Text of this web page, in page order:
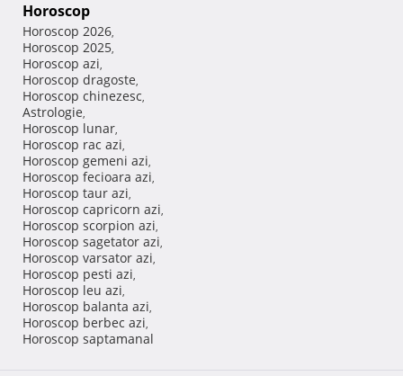
Horoscop
Horoscop 2026,
Horoscop 2025,
Horoscop azi,
Horoscop dragoste,
Horoscop chinezesc,
Astrologie,
Horoscop lunar,
Horoscop rac azi,
Horoscop gemeni azi,
Horoscop fecioara azi,
Horoscop taur azi,
Horoscop capricorn azi,
Horoscop scorpion azi,
Horoscop sagetator azi,
Horoscop varsator azi,
Horoscop pesti azi,
Horoscop leu azi,
Horoscop balanta azi,
Horoscop berbec azi,
Horoscop saptamanal